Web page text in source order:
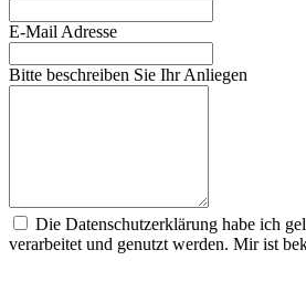
E-Mail Adresse
Bitte beschreiben Sie Ihr Anliegen
Die Datenschutzerklärung habe ich
verarbeitet und genutzt werden. Mir ist